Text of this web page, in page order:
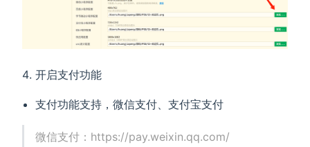
开启支付功能
支付功能支持，微信支付、支付宝支付
微信支付：https://pay.weixin.qq.com/